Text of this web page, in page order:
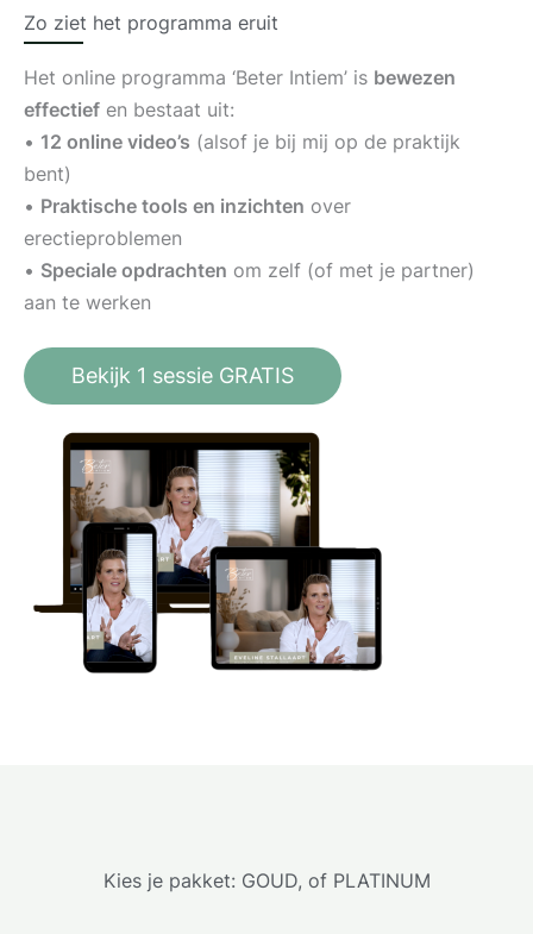
Zo ziet het programma eruit
Het online programma ‘Beter Intiem’ is bewezen
effectief en bestaat uit:
• 12 online video’s (alsof je bij mij op de praktijk
bent)
• Praktische tools en inzichten over
erectieproblemen
• Speciale opdrachten om zelf (of met je partner)
aan te werken
Bekijk 1 sessie GRATIS
Kies je pakket: GOUD, of PLATINUM